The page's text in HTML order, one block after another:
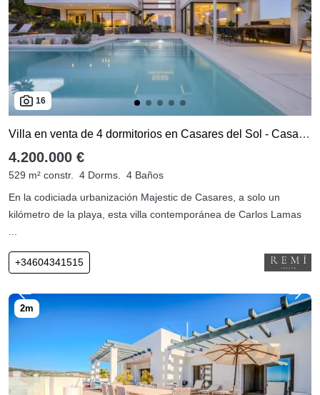
16
Villa en venta de 4 dormitorios en Casares del Sol - Casares Golf
4.200.000 €
529 m² constr. 4 Dorms.
4 Baños
En la codiciada urbanización Majestic de Casares, a solo un
kilómetro de la playa, esta villa contemporánea de Carlos Lamas
+34604341515